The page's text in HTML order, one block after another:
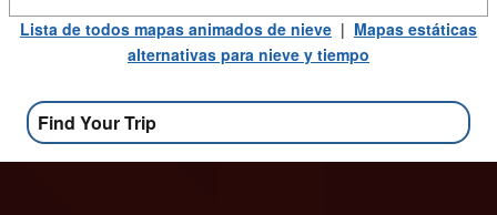
Lista de todos mapas animados de nieve | Mapas estáticas
alternativas para nieve y tiempo
Find Your Trip